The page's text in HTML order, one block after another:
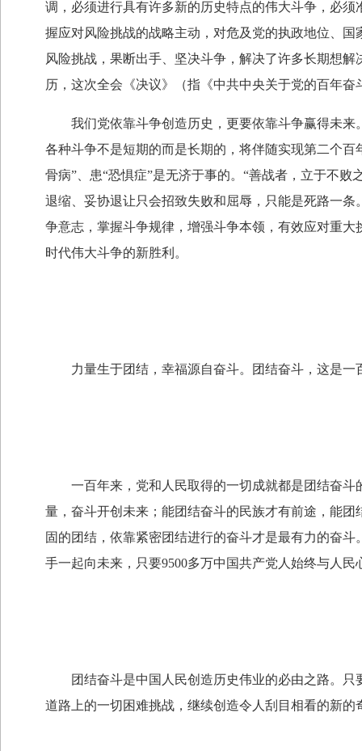
调，必须进行具有许多新的历史特点的伟大斗争，必
握应对风险挑战的战略主动，对危及党的执政地位、
风险挑战，果断出手、坚决斗争，解决了许多长期想
历，这次全会《决议》（指《中共中央关于党的百年
我们党依靠斗争创造历史，更要依靠斗争赢得未来
各种斗争不是短期的而是长期的，将伴随实现第二个
骨病”、患“恐惧症”是无济于事的。“善战者，立于不
退缩、妥协退让只会招致失败和屈辱，只能是死路一
争意志，掌握斗争规律，增强斗争本领，有效应对重
时代伟大斗争的新胜利。
力量生于团结，幸福源自奋斗。团结奋斗，这是一
一百年来，党和人民取得的一切成就都是团结奋斗
量，奋斗开创未来；能团结奋斗的民族才有前途，能
固的团结，依靠紧密团结进行的奋斗才是最有力的奋
手一起向未来，只要9500多万中国共产党人始终与人
团结奋斗是中国人民创造历史伟业的必由之路。只
道路上的一切困难挑战，继续创造令人刮目相看的新的